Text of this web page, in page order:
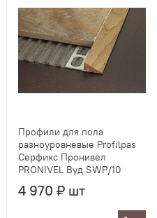
Профили для пола
разноуровневые Profilpas
Серфикс Пронивел
PRONIVEL Вуд SWP/10
4 970 ₽ шт